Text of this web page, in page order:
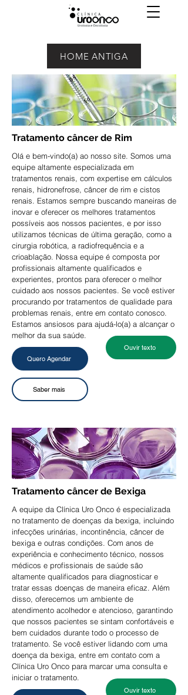
HOME ANTIGA
Tratamento câncer de Rim
Olá e bem-vindo(a) ao nosso site. Somos uma
equipe altamente especializada em
tratamentos renais, com expertise em cálculos
renais, hidronefrose, câncer de rim e cistos
renais. Estamos sempre buscando maneiras de
inovar e oferecer os melhores tratamentos
possíveis aos nossos pacientes, e por isso
utilizamos técnicas de última geração, como a
cirurgia robótica, a radiofrequência e a
crioablação. Nossa equipe é composta por
profissionais altamente qualificados e
experientes, prontos para oferecer o melhor
cuidado aos nossos pacientes. Se você estiver
procurando por tratamentos de qualidade para
problemas renais, entre em contato conosco.
Estamos ansiosos para ajudá-lo(a) a alcançar o
melhor da sua saúde.
Quero Agendar
Saber mais
Ouvir texto
Tratamento câncer de Bexiga
A equipe da Clínica Uro Onco é especializada
no tratamento de doenças da bexiga, incluindo
infecções urinárias, incontinência, câncer de
bexiga e outras condições. Com anos de
experiência e conhecimento técnico, nossos
médicos e profissionais de saúde são
altamente qualificados para diagnosticar e
tratar essas doenças de maneira eficaz. Além
disso, oferecemos um ambiente de
atendimento acolhedor e atencioso, garantindo
que nossos pacientes se sintam confortáveis e
bem cuidados durante todo o processo de
tratamento. Se você estiver lidando com uma
doença da bexiga, entre em contato com a
Clínica Uro Onco para marcar uma consulta e
iniciar o tratamento.
Ouvir texto